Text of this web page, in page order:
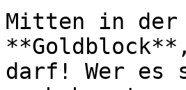
Mitten in der
darf! Wer es